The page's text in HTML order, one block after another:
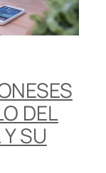
DEL
SU